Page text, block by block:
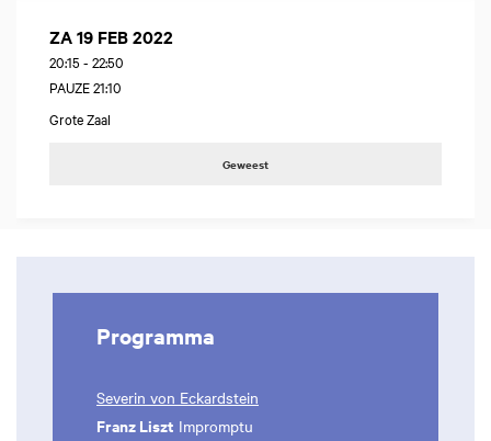
ZA 19 FEB 2022
20:15 - 22:50
PAUZE 21:10
Grote Zaal
Geweest
Programma
Severin von Eckardstein
Franz Liszt Impromptu